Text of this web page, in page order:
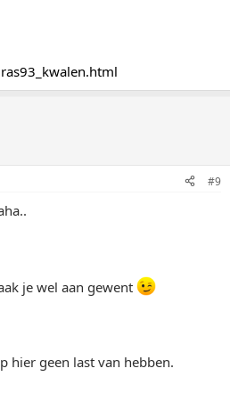
#9
je wel aan gewent
hier geen last van hebben.